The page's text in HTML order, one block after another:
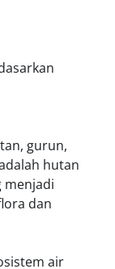
gurun,
hutan
menjadi
dan
air